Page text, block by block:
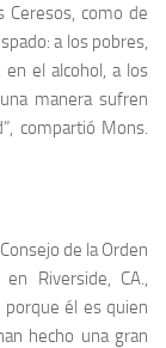
Ceresos, como de
a los pobres,
el alcohol, a los
manera sufren
compartió Mons.
de la Orden
Riverside, CA.,
él es quien
hecho una gran